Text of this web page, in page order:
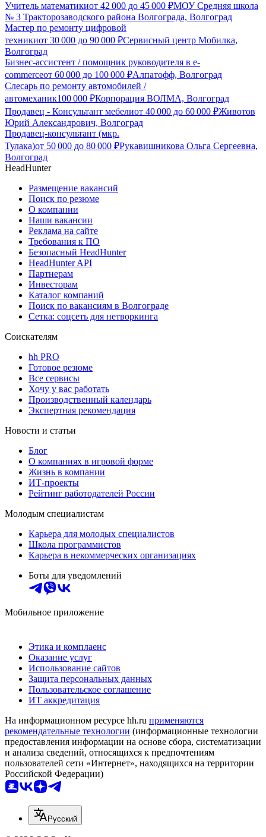
Учитель математикиот 42 000 до 45 000 ₽МОУ Средняя школа
№ 3 Тракторозаводского района Волгограда, Волгоград
Мастер по ремонту цифровой
техникиот 30 000 до 90 000 ₽Сервисный центр Мобилка,
Волгоград
Бизнес-ассистент / помощник руководителя в e-
commerceот 60 000 до 100 000 ₽Алпатофф, Волгоград
Слесарь по ремонту автомобилей /
автомеханик100 000 ₽Корпорация ВОЛМА, Волгоград
Продавец - Консультант мебелиот 40 000 до 60 000 ₽Животов
Юрий Александрович, Волгоград
Продавец-консультант (мкр.
Тулака)от 50 000 до 80 000 ₽Рукавишникова Ольга Сергеевна,
Волгоград
HeadHunter
Размещение вакансий
Поиск по резюме
О компании
Наши вакансии
Реклама на сайте
Требования к ПО
Безопасный HeadHunter
HeadHunter API
Партнерам
Инвесторам
Каталог компаний
Поиск по вакансиям в Волгограде
Сетка: соцсеть для нетворкинга
Соискателям
hh PRO
Готовое резюме
Все сервисы
Хочу у вас работать
Производственный календарь
Экспертная рекомендация
Новости и статьи
Блог
О компаниях в игровой форме
Жизнь в компании
ИТ-проекты
Рейтинг работодателей России
Молодым специалистам
Карьера для молодых специалистов
Школа программистов
Карьера в некоммерческих организациях
Боты для уведомлений
Мобильное приложение
Этика и комплаенс
Оказание услуг
Использование сайтов
Защита персональных данных
Пользовательское соглашение
ИТ аккредитация
На информационном ресурсе hh.ru применяются
рекомендательные технологии (информационные технологии
предоставления информации на основе сбора, систематизации
и анализа сведений, относящихся к предпочтениям
пользователей сети «Интернет», находящихся на территории
Российской Федерации)
Русский